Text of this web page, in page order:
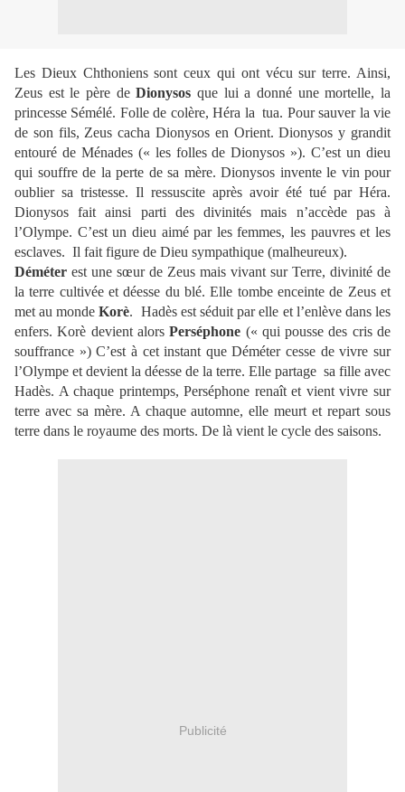
Les Dieux Chthoniens sont ceux qui ont vécu sur terre. Ainsi,
Zeus est le père deDionysosque lui a donné une mortelle, la
princesse Sémélé. Folle de colère, Héra la tua. Pour sauver la vie
de son fils, Zeus cacha Dionysos en Orient. Dionysos y grandit
entouré de Ménades (« les folles de Dionysos »). C’est un dieu
qui souffre de la perte de sa mère. Dionysos invente le vin pour
oublier sa tristesse. Il ressuscite après avoir été tué par Héra.
Dionysos fait ainsi parti des divinités mais n’accède pas à
l’Olympe. C’est un dieu aimé par les femmes, les pauvres et les
esclaves. Il fait figure de Dieu sympathique (malheureux).
Déméter est une sœur de Zeus mais vivant sur Terre, divinité de
la terre cultivée et déesse du blé. Elle tombe enceinte de Zeus et
met au mondeKorè. Hadès est séduit par elle et l’enlève dans les
enfers. Korè devient alorsPerséphone (« qui pousse des cris de
souffrance ») C’est à cet instant que Déméter cesse de vivre sur
l’Olympe et devient la déesse de la terre. Elle partage sa fille avec
Hadès. A chaque printemps, Perséphone renaît et vient vivre sur
terre avec sa mère. A chaque automne, elle meurt et repart sous
terre dans le royaume des morts. De là vient le cycle des saisons.
Publicité